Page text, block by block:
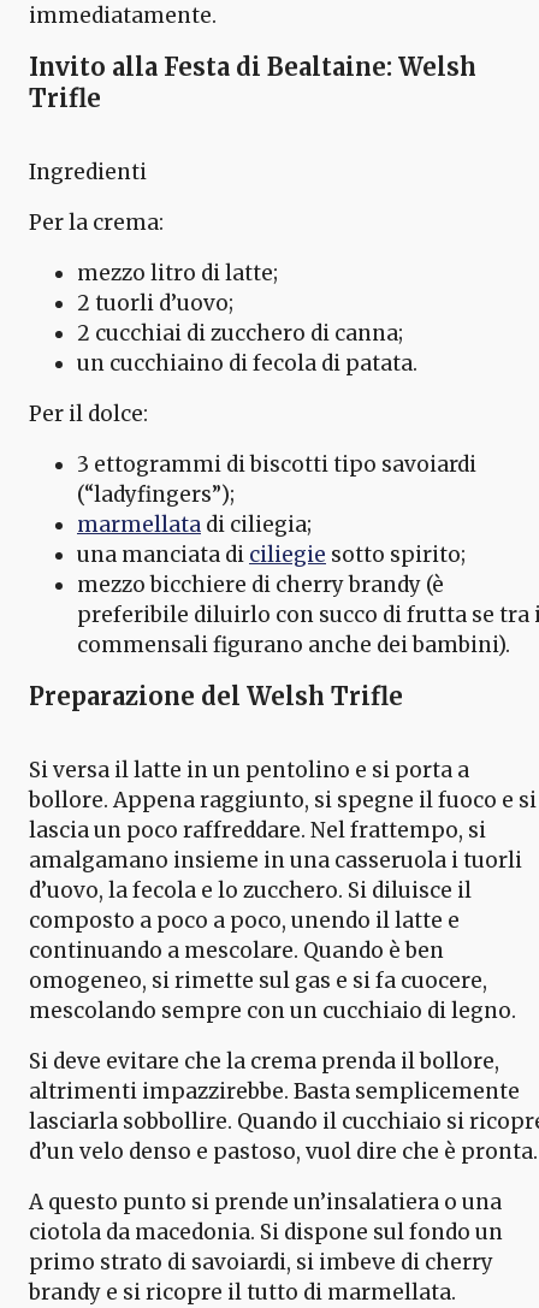
immediatamente.
Invito alla Festa di Bealtaine: Welsh
Trifle
Ingredienti
Per la crema:
mezzo litro di latte;
2 tuorli d’uovo;
2 cucchiai di zucchero di canna;
un cucchiaino di fecola di patata.
Per il dolce:
3 ettogrammi di biscotti tipo savoiardi
(“ladyfingers”);
marmellata di ciliegia;
una manciata di ciliegie sotto spirito;
mezzo bicchiere di cherry brandy (è
preferibile diluirlo con succo di frutta se tra
commensali figurano anche dei bambini).
Preparazione del Welsh Trifle
Si versa il latte in un pentolino e si porta a
bollore. Appena raggiunto, si spegne il fuoco e si
lascia un poco raffreddare. Nel frattempo, si
amalgamano insieme in una casseruola i tuorli
d’uovo, la fecola e lo zucchero. Si diluisce il
composto a poco a poco, unendo il latte e
continuando a mescolare. Quando è ben
omogeneo, si rimette sul gas e si fa cuocere,
mescolando sempre con un cucchiaio di legno.
Si deve evitare che la crema prenda il bollore,
altrimenti impazzirebbe. Basta semplicemente
lasciarla sobbollire. Quando il cucchiaio si
d’un velo denso e pastoso, vuol dire che è pronta.
A questo punto si prende un’insalatiera o una
ciotola da macedonia. Si dispone sul fondo un
primo strato di savoiardi, si imbeve di cherry
brandy e si ricopre il tutto di marmellata.